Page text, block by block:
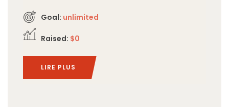
Goal: unlimited
Raised: $0
LIRE PLUS